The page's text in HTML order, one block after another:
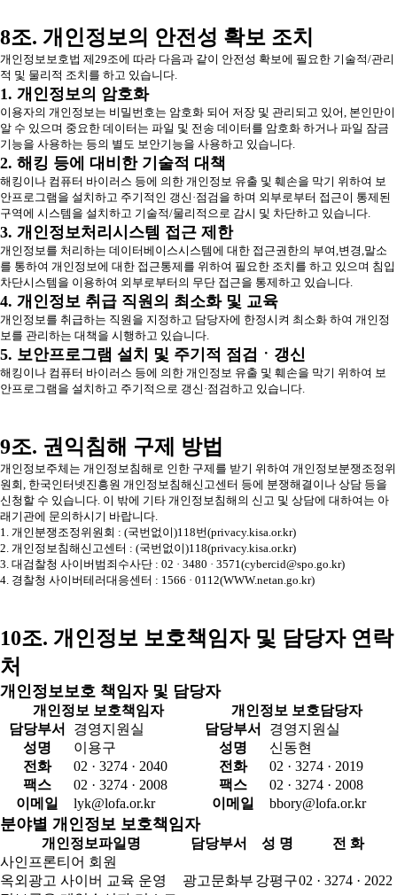
8조. 개인정보의 안전성 확보 조치
개인정보보호법 제29조에 따라 다음과 같이 안전성 확보에 필요한 기술적/관리
적 및 물리적 조치를 하고 있습니다.
1. 개인정보의 암호화
이용자의 개인정보는 비밀번호는 암호화 되어 저장 및 관리되고 있어, 본인만이
알 수 있으며 중요한 데이터는 파일 및 전송 데이터를 암호화 하거나 파일 잠금
기능을 사용하는 등의 별도 보안기능을 사용하고 있습니다.
2. 해킹 등에 대비한 기술적 대책
해킹이나 컴퓨터 바이러스 등에 의한 개인정보 유출 및 훼손을 막기 위하여 보
안프로그램을 설치하고 주기적인 갱신·점검을 하며 외부로부터 접근이 통제된
구역에 시스템을 설치하고 기술적/물리적으로 감시 및 차단하고 있습니다.
3. 개인정보처리시스템 접근 제한
개인정보를 처리하는 데이터베이스시스템에 대한 접근권한의 부여,변경,말소
를 통하여 개인정보에 대한 접근통제를 위하여 필요한 조치를 하고 있으며 침입
차단시스템을 이용하여 외부로부터의 무단 접근을 통제하고 있습니다.
4. 개인정보 취급 직원의 최소화 및 교육
개인정보를 취급하는 직원을 지정하고 담당자에 한정시켜 최소화 하여 개인정
보를 관리하는 대책을 시행하고 있습니다.
5. 보안프로그램 설치 및 주기적 점검ㆍ갱신
해킹이나 컴퓨터 바이러스 등에 의한 개인정보 유출 및 훼손을 막기 위하여 보
안프로그램을 설치하고 주기적으로 갱신·점검하고 있습니다.
9조. 권익침해 구제 방법
개인정보주체는 개인정보침해로 인한 구제를 받기 위하여 개인정보분쟁조정위
원회, 한국인터넷진흥원 개인정보침해신고센터 등에 분쟁해결이나 상담 등을
신청할 수 있습니다. 이 밖에 기타 개인정보침해의 신고 및 상담에 대하여는 아
래기관에 문의하시기 바랍니다.
1. 개인분쟁조정위원회 : (국번없이)118번(privacy.kisa.or.kr)
2. 개인정보침해신고센터 : (국번없이)118(privacy.kisa.or.kr)
3. 대검찰청 사이버범죄수사단 : 02 · 3480 · 3571(cybercid@spo.go.kr)
4. 경찰청 사이버테러대응센터 : 1566 · 0112(WWW.netan.go.kr)
10조. 개인정보 보호책임자 및 담당자 연락
처
개인정보보호 책임자 및 담당자
개인정보 보호책임자
개인정보 보호담당자
담당부서
경영지원실 담당부서
경영지원실
성명
이용구 성명
신동현
전화
02 · 3274 · 2040 전화
02 · 3274 · 2019
팩스
02 · 3274 · 2008 팩스
02 · 3274 · 2008
이메일
lyk@lofa.or.kr 이메일 bbory@lofa.or.kr
분야별 개인정보 보호책임자
개인정보파일명 담당부서 성 명
전 화
사인프론티어 회원
옥외광고 사이버 교육 운영
광고문화부 강평구02 · 3274 · 2022